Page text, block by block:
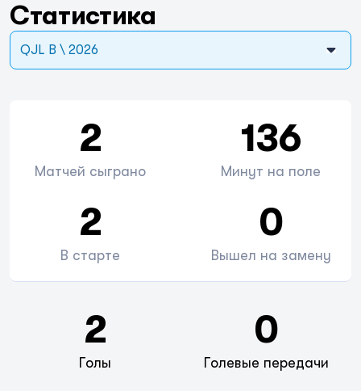
Статистика
QJL B \ 2026
2
Матчей сыграно
136
Минут на поле
2
В старте
0
Вышел на замену
2
Голы
0
Голевые передачи